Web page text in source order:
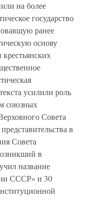
на более
государство
ранее
основу
усилили роль
союзных
Совета
в
Совета
в
название
СССР» и 30